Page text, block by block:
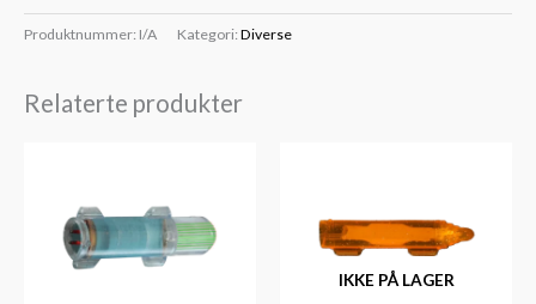
Produktnummer: I/A Kategori: Diverse
Relaterte produkter
IKKE PÅ LAGER